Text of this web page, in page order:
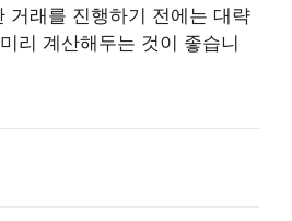
거래를 진행하기 전에는 대략
리 계산해두는 것이 좋습니